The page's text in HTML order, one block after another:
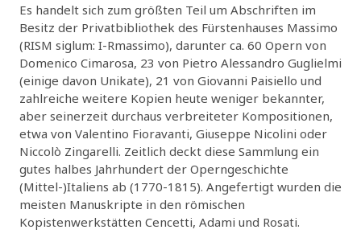
Es handelt sich zum größten Teil um Abschriften im
Besitz der Privatbibliothek des Fürstenhauses Massimo
(RISM siglum: I-Rmassimo), darunter ca. 60 Opern von
Domenico Cimarosa, 23 von Pietro Alessandro Guglielmi
(einige davon Unikate), 21 von Giovanni Paisiello und
zahlreiche weitere Kopien heute weniger bekannter,
aber seinerzeit durchaus verbreiteter Kompositionen,
etwa von Valentino Fioravanti, Giuseppe Nicolini oder
Niccolò Zingarelli. Zeitlich deckt diese Sammlung ein
gutes halbes Jahrhundert der Operngeschichte
(Mittel-)Italiens ab (1770-1815). Angefertigt wurden die
meisten Manuskripte in den römischen
Kopistenwerkstätten Cencetti, Adami und Rosati.